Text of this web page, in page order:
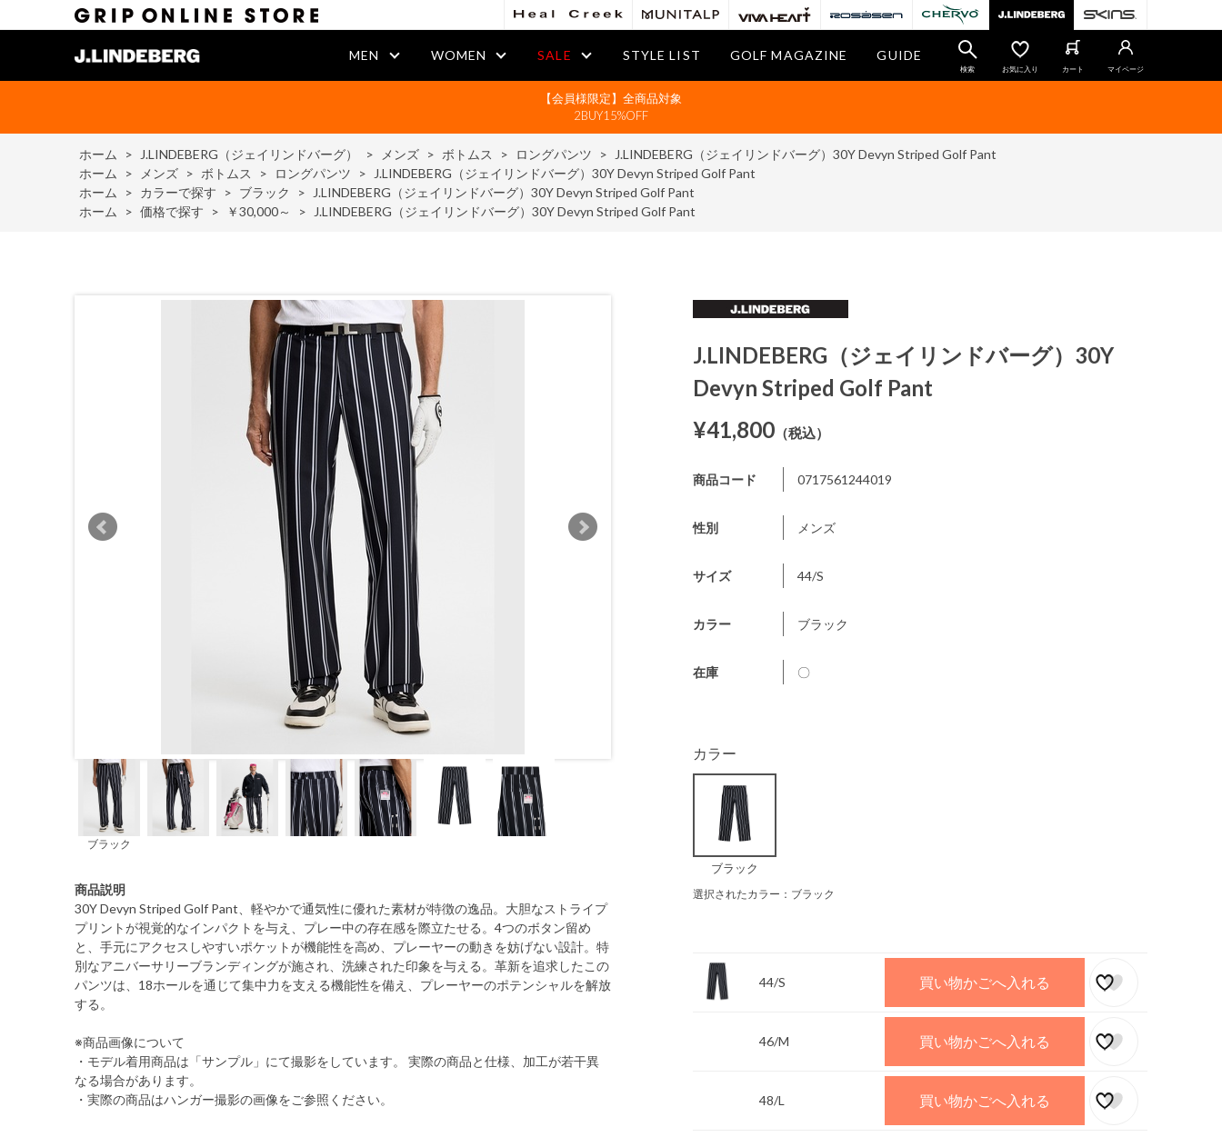
MEN WOMEN SALE STYLE LIST GOLF MAGAZINE GUIDE
検索 お気に入り カート マイページ
【会員様限定】全商品対象
2BUY15%OFF
ホーム > J.LINDEBERG（ジェイリンドバーグ） > メンズ > ボトムス > ロングパンツ >
J.LINDEBERG（ジェイリンドバーグ）30Y Devyn Striped Golf Pant
ホーム
> メンズ > ボトムス > ロングパンツ >
J.LINDEBERG（ジェイリンドバーグ）30Y Devyn Striped Golf Pant
ホーム
> カラーで探す > ブラック >
J.LINDEBERG（ジェイリンドバーグ）30Y Devyn Striped Golf Pant
ホーム
> 価格で探す > ￥30,000～ > J.LINDEBERG（ジェイリンドバーグ）30Y Devyn Striped Golf Pant
ブラック
商品説明
30Y Devyn Striped Golf Pant、軽やかで通気性に優れた素材が特徴の逸品。大胆なストライプ
プリントが視覚的なインパクトを与え、プレー中の存在感を際立たせる。4つのボタン留め
と、手元にアクセスしやすいポケットが機能性を高め、プレーヤーの動きを妨げない設計。特
別なアニバーサリーブランディングが施され、洗練された印象を与える。革新を追求したこの
パンツは、18ホールを通じて集中力を支える機能性を備え、プレーヤーのポテンシャルを解放
する。
※商品画像について
・モデル着用商品は「サンプル」にて撮影をしています。 実際の商品と仕様、加工が若干異
なる場合があります。
・実際の商品はハンガー撮影の画像をご参照ください。
J.LINDEBERG（ジェイリンドバーグ）30Y
Devyn Striped Golf Pant
¥41,800 （税込）
商品コード 0717561244019
性別 メンズ
サイズ 44/S
カラー ブラック
在庫 〇
カラー
ブラック
選択されたカラー：ブラック
44/S 買い物かごへ入れる
46/M 買い物かごへ入れる
48/L 買い物かごへ入れる